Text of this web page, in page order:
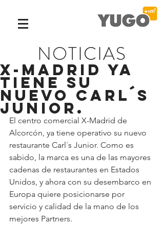
NOTICIAS
X-Madrid Ya
tiene su
nuevo Carl´s
Junior.
El centro comercial X-Madrid de
Alcorcón, ya tiene operativo su nuevo
restaurante Carl´s Junior. Como es
sabido, la marca es una de las mayores
cadenas de restaurantes en Estados
Unidos, y ahora con su desembarco en
Europa quiere posicionarse por
servicio y calidad de la mano de los
mejores Partners.